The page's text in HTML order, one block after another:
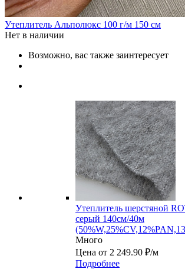
Утеплитель Альполюкс 100 г/м 150 см
Нет в наличии
Возможно, вас также заинтересует
Утеплитель шерстяной
серый 140см/40м
Много
Цена от 2 249.90 ₽/м
Подробнее